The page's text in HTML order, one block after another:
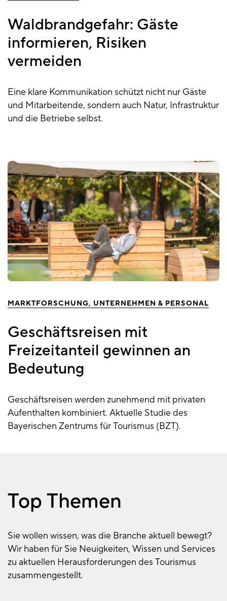
Waldbrandgefahr: Gäste
informieren, Risiken
vermeiden
Eine klare Kommunikation schützt nicht nur Gäste
und Mitarbeitende, sondern auch Natur, Infrastruktur
und die Betriebe selbst.
MARKTFORSCHUNG UNTERNEHMEN & PERSONAL
Geschäftsreisen mit
Freizeitanteil gewinnen an
Bedeutung
Geschäftsreisen werden zunehmend mit privaten
Aufenthalten kombiniert. Aktuelle Studie des
Bayerischen Zentrums für Tourismus (BZT).
Top Themen
Sie wollen wissen, was die Branche aktuell bewegt?
Wir haben für Sie Neuigkeiten, Wissen und Services
zu aktuellen Herausforderungen des Tourismus
zusammengestellt.